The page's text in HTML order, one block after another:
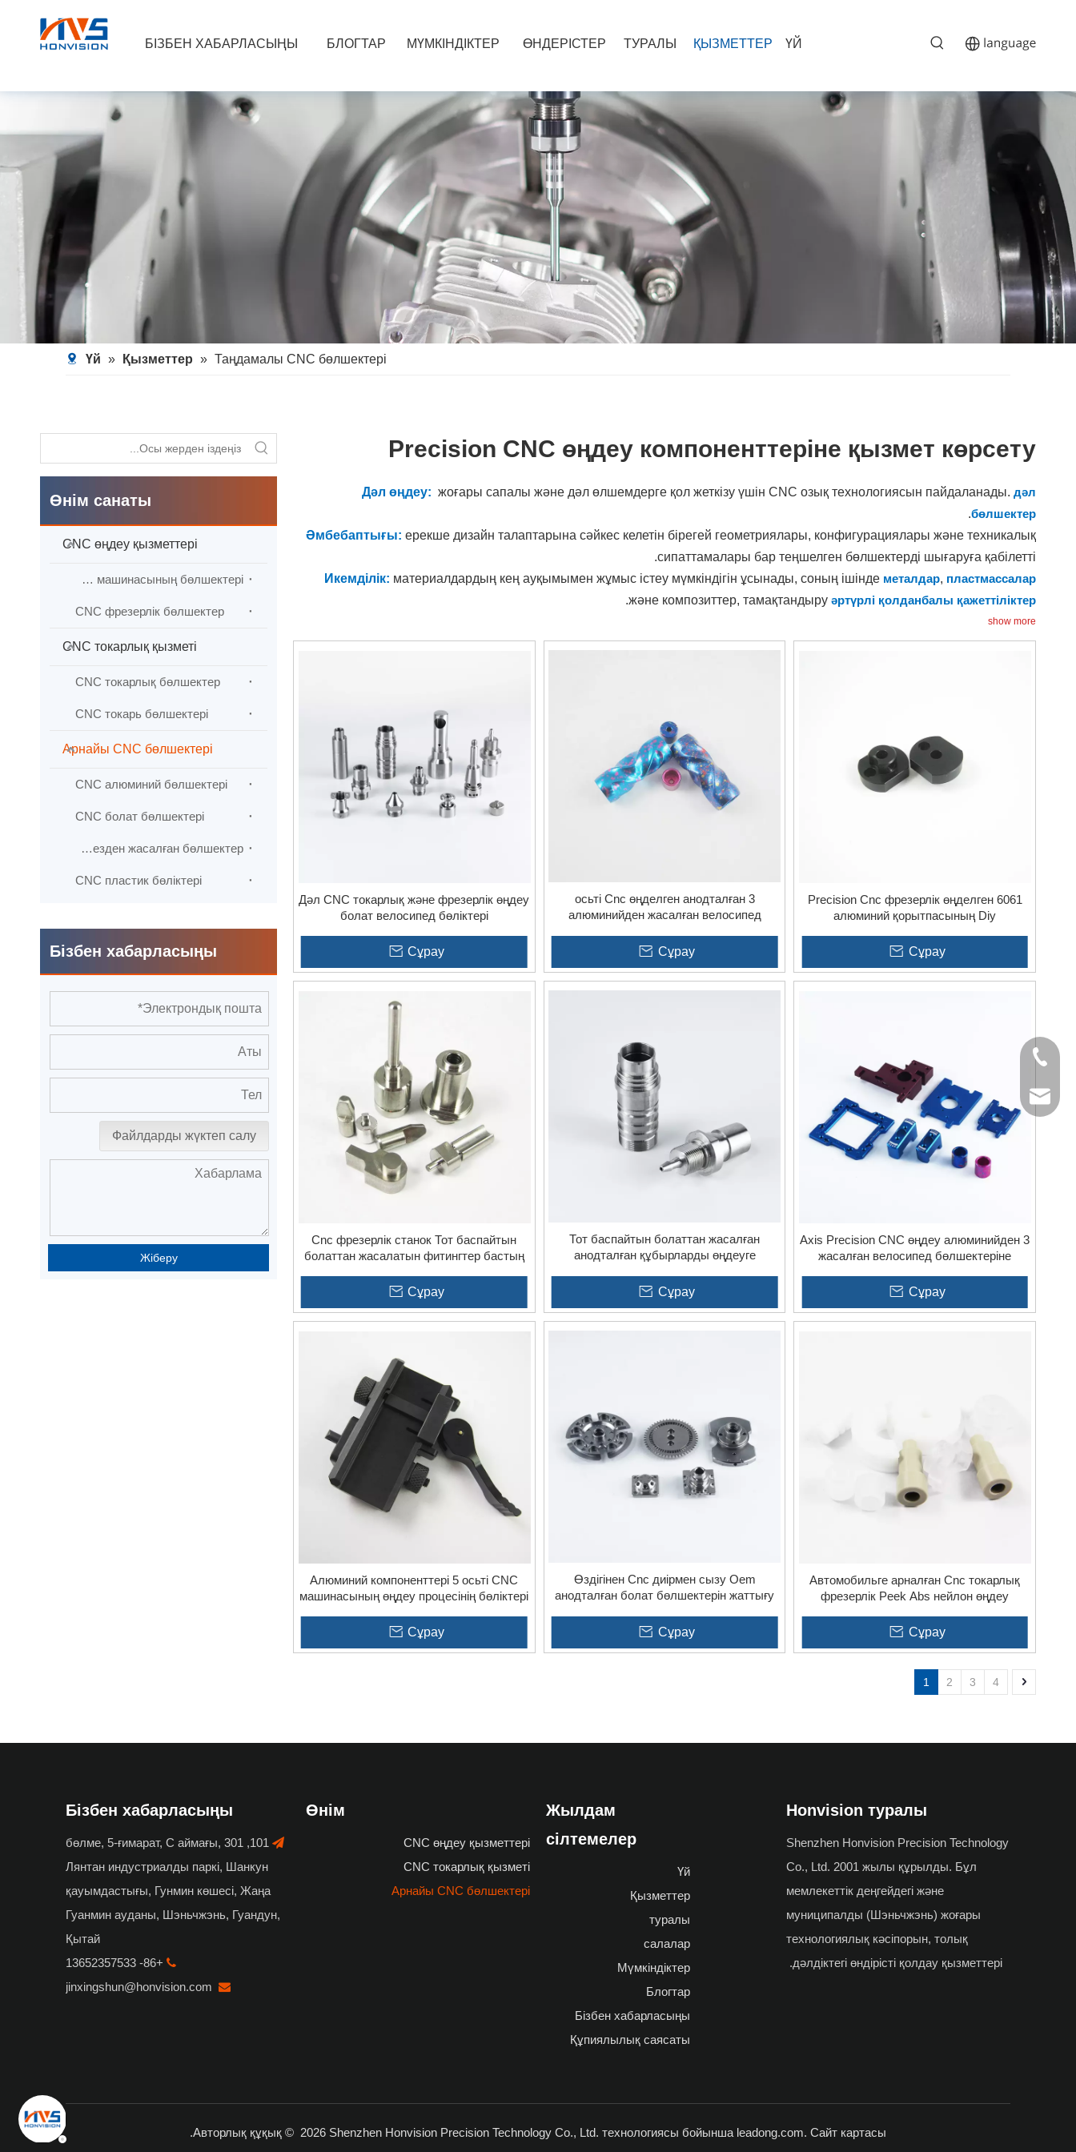
ҮЙ
ҚЫЗМЕТТЕР
ТУРАЛЫ
ӨНДЕРІСТЕР
МҮМКІНДІКТЕР
БЛОГТАР
БІЗБЕН ХАБАРЛАСЫҢЫ
Үй » Қызметтер » Таңдамалы CNC бөлшектері
Өнім санаты
CNC өңдеу қызметтері
CNC машинасының бөлшектері
CNC фрезерлік бөлшектер
CNC токарлық қызметі
CNC токарлық бөлшектер
CNC токарь бөлшектері
Арнайы CNC бөлшектері
CNC алюминий бөлшектері
CNC болат бөлшектері
CNC жезден жасалған бөлшектер
CNC пластик бөліктері
Бізбен хабарласыңы
Файлдарды жүктеп салу
Жіберу
Precision CNC өңдеу компоненттеріне қызмет көрсету
Дәл өңдеу: жоғары сапалы және дәл өлшемдерге қол жеткізу үшін CNC озық технологиясын пайдаланады. дәл
бөлшектер
.
Әмбебаптығы: ерекше дизайн талаптарына сәйкес келетін бірегей геометриялары, конфигурациялары және техникалық
сипаттамалары бар теңшелген бөлшектерді шығаруға қабілетті.
Икемділік: материалдардың кең ауқымымен жұмыс істеу мүмкіндігін ұсынады, соның ішінде металдар, пластмассалар
және композиттер, тамақтандыру әртүрлі қолданбалы қажеттіліктер
.
Автоматтандырылған процестер мен оңтайландырылған жұмыс процестері өндіріс уақытын қысқартуға, жеткізу
уақытын азайтуға және жалпы тиімділікті арттыруға әкеледі.
Сапаны қамтамасыз ету:
әрқайсысы қатаң сапа стандарттары мен тұтынушы спецификацияларына сәйкес келуін қамтамасыз етеді.
Бейімделу:
3 осьті, 4 осьті немесе 5 осьті өңдеуді пайдаланғанына қарамастан, олардың әрқайсысы жобаның әртүрлі
талаптарын қанағаттандыратын күрделілікті, әмбебаптылықты және дәлдікті қоса алғанда, нақты артықшылықтарды
show more
Precision Cnc фрезерлік өңделген 6061
алюминий қорытпасының Diy
Сұрау
3 осьті Cnc өңделген анодталған
алюминийден жасалған велосипед
Сұрау
Дәл CNC токарлық және фрезерлік өңдеу
болат велосипед бөліктері
Сұрау
3 Axis Precision CNC өңдеу алюминийден
жасалған велосипед бөлшектеріне
Сұрау
Тот баспайтын болаттан жасалған
анодталған құбырларды өңдеуге
құрылғыларына арналған қызметтері
Сұрау
Cnc фрезерлік станок Тот баспайтын
болаттан жасалатын фитингтер бастың
Сұрау
Автомобильге арналған Cnc токарлық
фрезерлік Peek Abs нейлон өңдеу
Сұрау
Өздігінен Cnc диірмен сызу Oem
анодталған болат бөлшектерін жаттығу
Сұрау
Алюминий компоненттері 5 осьті CNC
машинасының өңдеу процесінің бөліктері
Сұрау
1 2 3 4
Honvision туралы
Shenzhen Honvision Precision Technology
Co., Ltd. 2001 жылы құрылды. Бұл
мемлекеттік деңгейдегі және
муниципалды (Шэньчжэнь) жоғары
технологиялық кәсіпорын, толық
дәлдіктегі өндірісті қолдау қызметтері.
Жылдам
сілтемелер
Үй
Қызметтер
туралы
салалар
Мүмкіндіктер
Блогтар
Бізбен хабарласыңы
Құпиялылық саясаты
Өнім
CNC өңдеу қызметтері
CNC токарлық қызметі
Арнайы CNC бөлшектері
Бізбен хабарласыңы

101, 301 бөлме, 5-ғимарат, С аймағы,
Лянтан индустриалды паркі, Шанкун
қауымдастығы, Гунмин көшесі, Жаңа
Гуанмин ауданы, Шэньчжэнь, Гуандун,
Қытай

+86- 13652357533

jinxingshun@honvision.com
+86-
Авторлық құқық © 2026 Shenzhen Honvision Precision Technology Co., Ltd. технологиясы бойынша leadong.com. Сайт картасы
.